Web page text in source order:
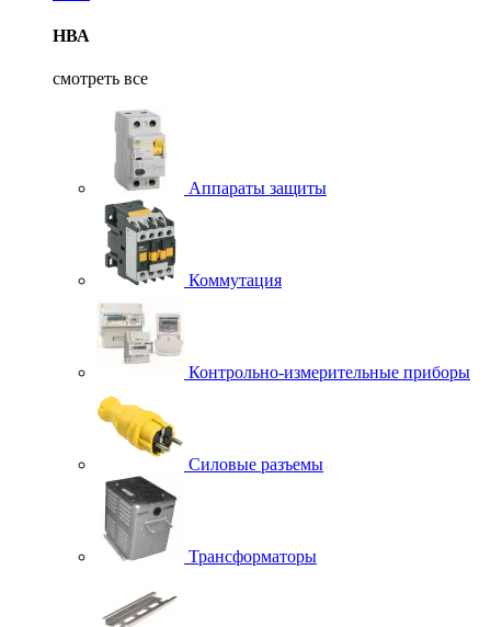
НВА
смотреть все
Аппараты защиты
Коммутация
Контрольно-измерительные приборы
Силовые разъемы
Трансформаторы